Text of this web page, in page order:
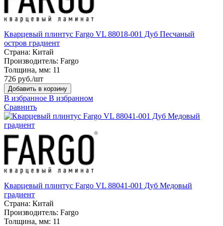
Кварцевый плинтус Fargo VL 88018-001 Дуб Песчаный
остров градиент
Страна: Китай
Производитель: Fargo
Толщина, мм: 11
726 руб./шт
Добавить в корзину
В избранное В избранном
Сравнить
Кварцевый плинтус Fargo VL 88041-001 Дуб Медовый
градиент
Страна: Китай
Производитель: Fargo
Толщина, мм: 11